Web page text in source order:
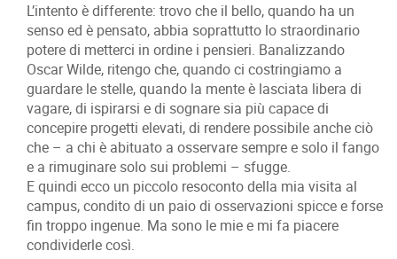
L’intento è differente: trovo che il bello, quando ha un
senso ed è pensato, abbia soprattutto lo straordinario
potere di metterci in ordine i pensieri. Banalizzando
Oscar Wilde, ritengo che, quando ci costringiamo a
guardare le stelle, quando la mente è lasciata libera di
vagare, di ispirarsi e di sognare sia più capace di
concepire progetti elevati, di rendere possibile anche ciò
che – a chi è abituato a osservare sempre e solo il fango
e a rimuginare solo sui problemi – sfugge.
E quindi ecco un piccolo resoconto della mia visita al
campus, condito di un paio di osservazioni spicce e forse
fin troppo ingenue. Ma sono le mie e mi fa piacere
condividerle così.